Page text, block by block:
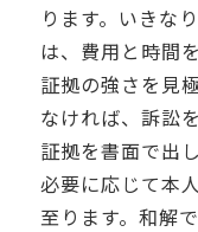
ります。いきな
は、費用と時間
証拠の強さを見
なければ、訴訟
証拠を書面で出
必要に応じて本
至ります。和解